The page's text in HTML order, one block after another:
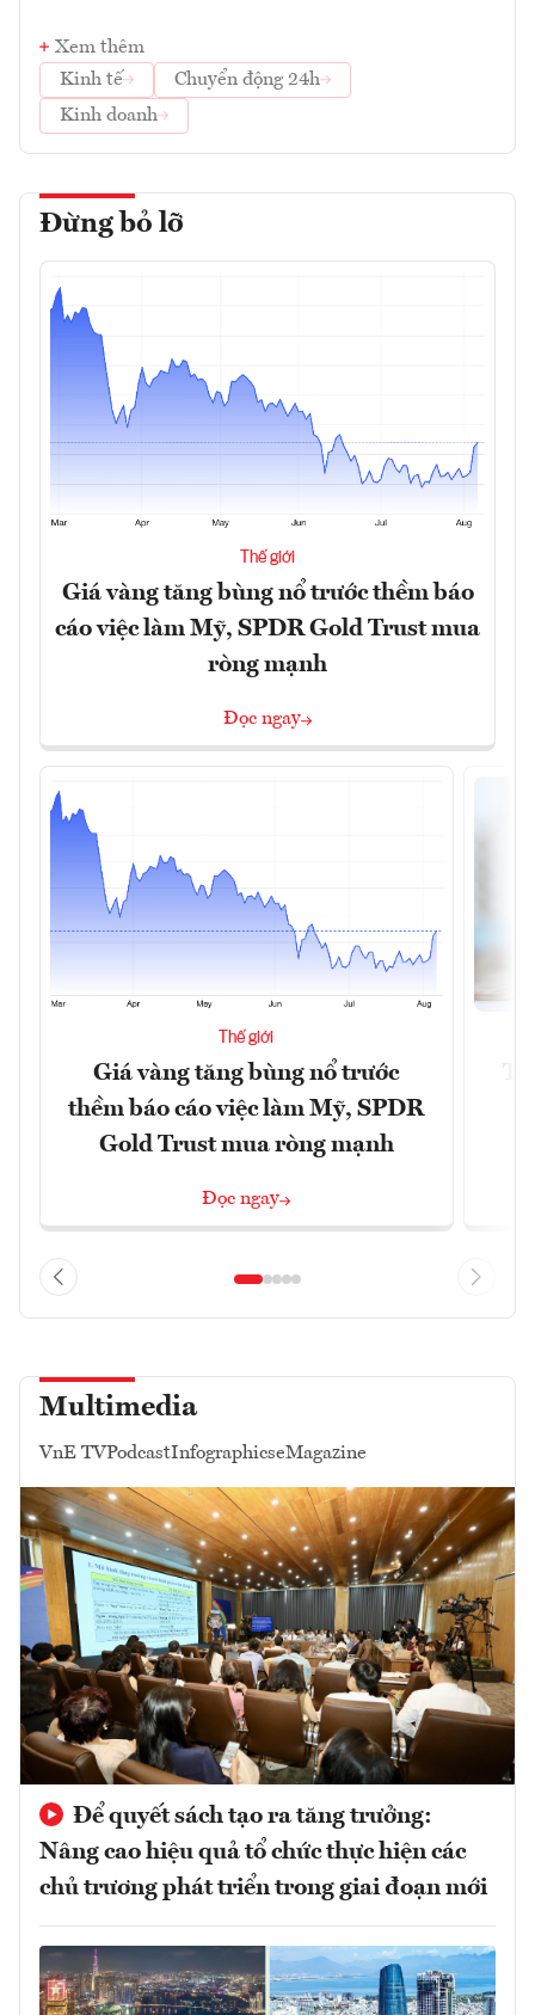
Xem thêm
Kinh tế
Chuyển động 24h
Kinh doanh
Đừng bỏ lỡ
Thế giới
Giá vàng tăng bùng nổ trước thềm báo
cáo việc làm Mỹ, SPDR Gold Trust mua
ròng mạnh
Đọc ngay
Thế giới
Giá vàng tăng bùng nổ trước
thềm báo cáo việc làm Mỹ, SPDR
Gold Trust mua ròng mạnh
Đọc ngay
Multimedia
VnE TVPodcastInfographicseMagazine
Để quyết sách tạo ra tăng trưởng:
Nâng cao hiệu quả tổ chức thực hiện các
chủ trương phát triển trong giai đoạn mới